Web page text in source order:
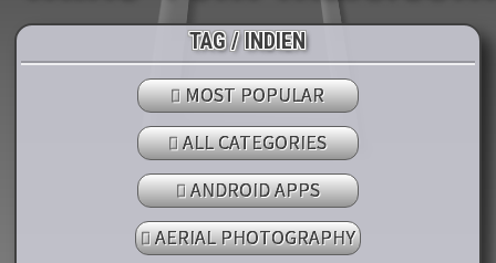
TAG / INDIEN
MOST POPULAR
ALL CATEGORIES
ANDROID APPS
AERIAL PHOTOGRAPHY